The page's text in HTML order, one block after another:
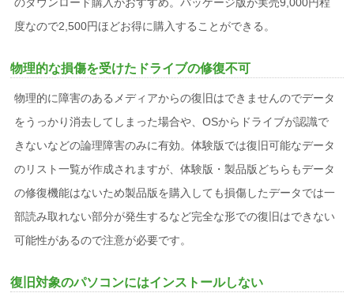
度なので2,500円ほどお得に購入することができる。
物理的な損傷を受けたドライブの修復不可
物理的に障害のあるメディアからの復旧はできませんのでデータ
をうっかり消去してしまった場合や、OSからドライブが認識で
きないなどの論理障害のみに有効。体験版では復旧可能なデータ
のリスト一覧が作成されますが、体験版・製品版どちらもデータ
の修復機能はないため製品版を購入しても損傷したデータでは一
部読み取れない部分が発生するなど完全な形での復旧はできない
可能性があるので注意が必要です。
復旧対象のパソコンにはインストールしない